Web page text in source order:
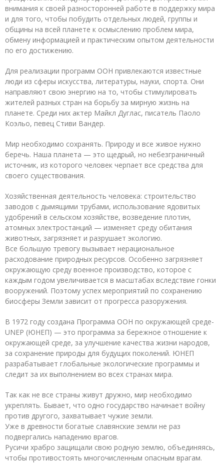
внимания к своей разносторонней работе в поддержку мира
и для того, чтобы побудить отдельных людей, группы и
общины на всей планете к осмыслению проблем мира,
обмену информацией и практическим опытом деятельности
по его достижению.
Для реализации программ ООН привлекаются известные
люди из сферы искусства, литературы, науки, спорта. Они
направляют свою энергию на то, чтобы стимулировать
жителей разных стран на борьбу за мирную жизнь на
планете. Среди них актер Майкл Дуглас, писатель Паоло
Коэльо, певец Стиви Вандер.
Мир необходимо сохранять. Природу и все живое нужно
беречь. Наша планета — это щедрый, но небезграничный
источник, из которого человек черпает все средства для
своего существования.
Хозяйственная деятельность человека: строительство
заводов с дымящими трубами, использование ядовитых
удобрений в сельском хозяйстве, возведение плотин,
атомных электростанций — изменяет среду обитания
животных, загрязняет и разрушает экологию.
Все большую тревогу вызывает нерациональное
расходование природных ресурсов. Особенно загрязняет
окружающую среду военное производство, которое с
каждым годом увеличивается в масштабах вследствие гонки
вооружений. Поэтому успех мероприятий по сохранению
биосферы Земли зависит от прогресса разоружения.
В 1972 году создана Программа ООН по окружающей среде-
UNEP (ЮНЕП) — это программа за бережное отношение к
окружающей среде, за улучшение качества жизни народов,
за сохранение природы для будущих поколений. ЮНЕП
разрабатывает глобальные экологические программы и
следит за их выполнением во всех странах мира.
Так как не все страны живут дружно, мир необходимо
укреплять. Бывает, что одно государство начинает войну
против другого, захватывает чужие земли.
Уже в древности богатые славянские земли не раз
подвергались нападению врагов.
Русичи храбро защищали свою родную землю, объединяясь,
чтобы противостоять многочисленным опасным врагам.